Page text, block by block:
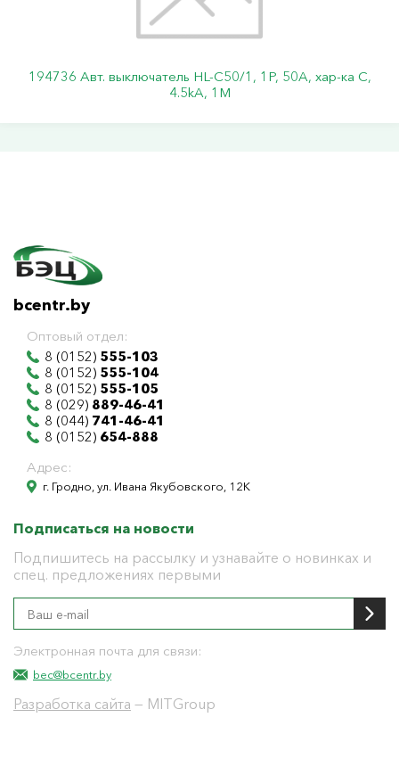
194736 Авт. выключатель HL-C50/1, 1P, 50A, хар-ка C,
4.5kA, 1M
bcentr.by
Оптовый отдел:
8 (0152) 555-103
8 (0152) 555-104
8 (0152) 555-105
8 (029) 889-46-41
8 (044) 741-46-41
8 (0152) 654-888
Адрес:
г. Гродно, ул. Ивана Якубовского, 12К
Подписаться на новости
Подпишитесь на рассылку и узнавайте о новинках и
спец. предложениях первыми
Электронная почта для связи:
bec@bcentr.by
Разработка сайта — MITGroup